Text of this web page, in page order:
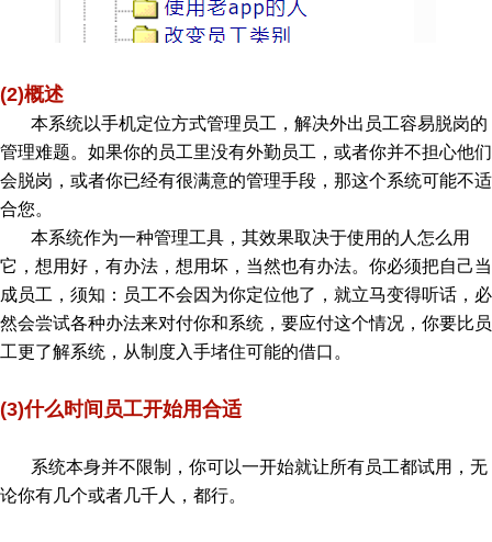
(2)概述
本系统以手机定位方式管理员工，解决外出员工容易脱岗的
管理难题。如果你的员工里没有外勤员工，或者你并不担心他们
会脱岗，或者你已经有很满意的管理手段，那这个系统可能不适
合您。
本系统作为一种管理工具，其效果取决于使用的人怎么用
它，想用好，有办法，想用坏，当然也有办法。你必须把自己当
成员工，须知：员工不会因为你定位他了，就立马变得听话，必
然会尝试各种办法来对付你和系统，要应付这个情况，你要比员
工更了解系统，从制度入手堵住可能的借口。
(3)什么时间员工开始用合适
系统本身并不限制，你可以一开始就让所有员工都试用，无
论你有几个或者几千人，都行。